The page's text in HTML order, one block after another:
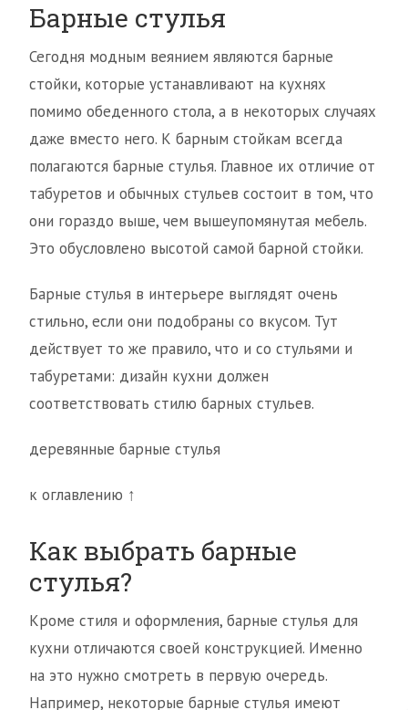
Барные стулья
Сегодня модным веянием являются барные
стойки, которые устанавливают на кухнях
помимо обеденного стола, а в некоторых случаях
даже вместо него. К барным стойкам всегда
полагаются барные стулья. Главное их отличие от
табуретов и обычных стульев состоит в том, что
они гораздо выше, чем вышеупомянутая мебель.
Это обусловлено высотой самой барной стойки.
Барные стулья в интерьере выглядят очень
стильно, если они подобраны со вкусом. Тут
действует то же правило, что и со стульями и
табуретами: дизайн кухни должен
соответствовать стилю барных стульев.
деревянные барные стулья
к оглавлению ↑
Как выбрать барные
стулья?
Кроме стиля и оформления, барные стулья для
кухни отличаются своей конструкцией. Именно
на это нужно смотреть в первую очередь.
Например, некоторые барные стулья имеют